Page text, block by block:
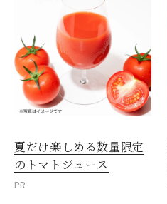
夏だけ楽しめる数量限定
のトマトジュース
PR